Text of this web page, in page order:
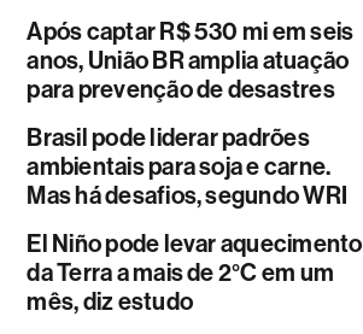
Após captar R$ 530 mi em seis
anos, União BR amplia atuação
para prevenção de desastres
Brasil pode liderar padrões
ambientais para soja e carne.
Mas há desafios, segundo WRI
El Niño pode levar aquecimento
da Terra a mais de 2°C em um
mês, diz estudo